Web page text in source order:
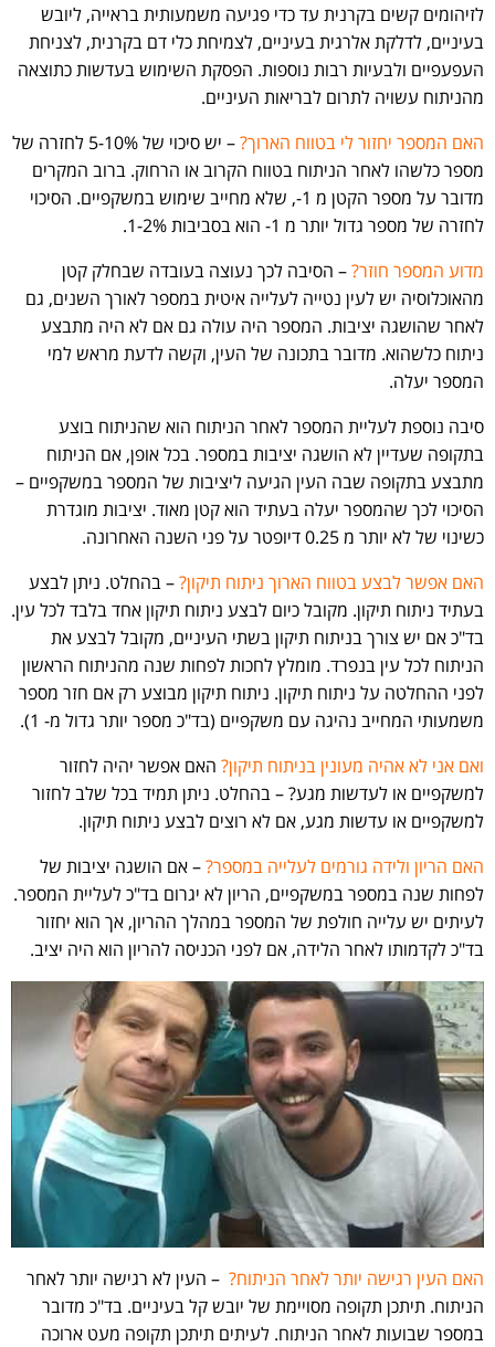
לזיהומים קשים בקרנית עד כדי פגיעה משמעותית בראייה, ליובש
בעיניים, לדלקת אלרגית בעיניים, לצמיחת כלי דם בקרנית, לצניחת
העפעפיים ולבעיות רבות נוספות. הפסקת השימוש בעדשות כתוצאה
מהניתוח עשויה לתרום לבריאות העיניים.
האם המספר יחזור לי בטווח הארוך?
– יש סיכוי של 5-10% לחזרה של
מספר כלשהו לאחר הניתוח בטווח הקרוב או הרחוק. ברוב המקרים
מדובר על מספר הקטן מ 1-, שלא מחייב שימוש במשקפיים. הסיכוי
לחזרה של מספר גדול יותר מ 1- הוא בסביבות 1-2%.
מדוע המספר חוזר?– הסיבה לכך נעוצה בעובדה שבחלק קטן
מהאוכלוסיה יש לעין נטייה לעלייה איטית במספר לאורך השנים, גם
לאחר שהושגה יציבות. המספר היה עולה גם אם לא היה מתבצע
ניתוח כלשהוא. מדובר בתכונה של העין, וקשה לדעת מראש למי
המספר יעלה.
סיבה נוספת לעליית המספר לאחר הניתוח הוא שהניתוח בוצע
בתקופה שעדיין לא הושגה יציבות במספר. בכל אופן, אם הניתוח
מתבצע בתקופה שבה העין הגיעה ליציבות של המספר במשקפיים –
הסיכוי לכך שהמספר יעלה בעתיד הוא קטן מאוד. יציבות מוגדרת
כשינוי של לא יותר מ 0.25 דיופטר על פני השנה האחרונה.
האם אפשר לבצע בטווח הארוך ניתוח תיקון?– בהחלט. ניתן לבצע
בעתיד ניתוח תיקון. מקובל כיום לבצע ניתוח תיקון אחד בלבד לכל עין.
בד"כ אם יש צורך בניתוח תיקון בשתי העיניים, מקובל לבצע את
הניתוח לכל עין בנפרד. מומלץ לחכות לפחות שנה מהניתוח הראשון
לפני ההחלטה על ניתוח תיקון. ניתוח תיקון מבוצע רק אם חזר מספר
משמעותי המחייב נהיגה עם משקפיים (בד"כ מספר יותר גדול מ- 1).
ואם אני לא אהיה מעונין בניתוח תיקון? האם אפשר יהיה לחזור
למשקפיים או לעדשות מגע? – בהחלט. ניתן תמיד בכל שלב לחזור
למשקפיים או עדשות מגע, אם לא רוצים לבצע ניתוח תיקון.
האם הריון ולידה גורמים לעלייה במספר?– אם הושגה יציבות של
לפחות שנה במספר במשקפיים, הריון לא יגרום בד"כ לעליית המספר.
לעיתים יש עלייה חולפת של המספר במהלך ההריון, אך הוא יחזור
בד"כ לקדמותו לאחר הלידה, אם לפני הכניסה להריון הוא היה יציב.
האם העין רגישה יותר לאחר הניתוח? – העין לא רגישה יותר לאחר
הניתוח. תיתכן תקופה מסויימת של יובש קל בעיניים. בד"כ מדובר
במספר שבועות לאחר הניתוח. לעיתים תיתכן תקופה מעט ארוכה